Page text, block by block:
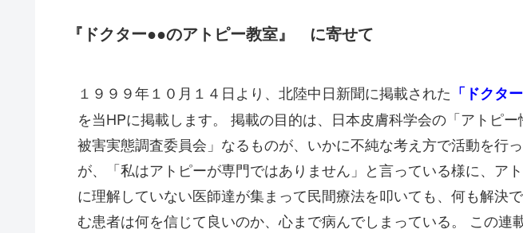
『ドクター●●のアトピー教室』 に寄せて
１９９９年１０月１４日より、北陸中日新聞に掲載された 「ドクタ
を当HPに掲載します。 掲載の目的は、日本皮膚科学会の「アトピ
被害実態調査委員会」なるものが、いかに不純な考え方で活動を行
が、「私はアトピーが専門ではありません」と言っている様に、ア
に理解していない医師達が集まって民間療法を叩いても、何も解決
む患者は何を信じて良いのか、心まで病んでしまっている。 この連